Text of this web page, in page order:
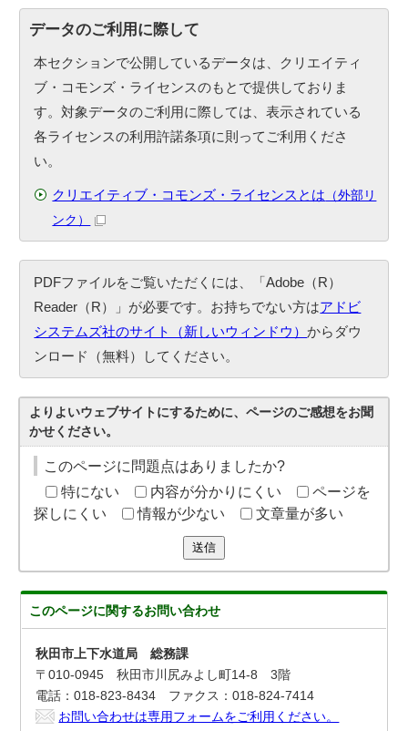
データのご利用に際して
本セクションで公開しているデータは、クリエイティ
ブ・コモンズ・ライセンスのもとで提供しておりま
す。対象データのご利用に際しては、表示されている
各ライセンスの利用許諾条項に則ってご利用くださ
い。
クリエイティブ・コモンズ・ライセンスとは （外部リ
ンク）
PDFファイルをご覧いただくには、「Adobe（R）
Reader（R）」が必要です。お持ちでない方はアドビ
システムズ社のサイト（新しいウィンドウ）からダウ
ンロード（無料）してください。
よりよいウェブサイトにするために、ページのご感想をお聞
かせください。
このページに問題点はありましたか?
特にない
内容が分かりにくい
ページを
探しにくい
情報が少ない 文章量が多い
送信
このページに関するお問い合わせ
秋田市上下水道局 総務課
〒010-0945 秋田市川尻みよし町14-8 3階
電話：018-823-8434 ファクス：018-824-7414
お問い合わせは専用フォームをご利用ください。